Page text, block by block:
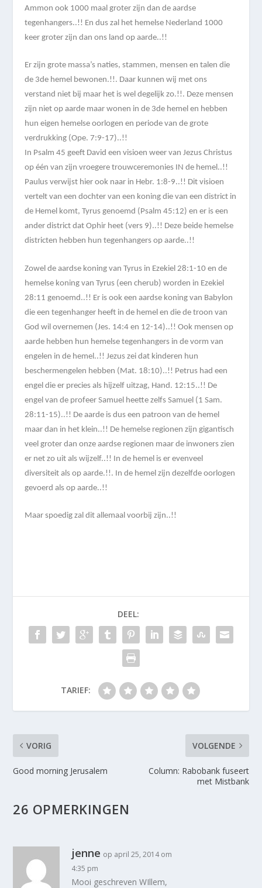
Ammon ook 1000 maal groter zijn dan de aardse
tegenhangers..!! En dus zal het hemelse Nederland 1000
keer groter zijn dan ons land op aarde..!!
Er zijn grote massa’s naties, stammen, mensen en talen die
de 3de hemel bewonen.!!. Daar kunnen wij met ons
verstand niet bij maar het is wel degelijk zo.!!. Deze mensen
zijn niet op aarde maar wonen in de 3de hemel en hebben
hun eigen hemelse oorlogen en periode van de grote
verdrukking (Ope. 7:9-17)..!!
In Psalm 45 geeft David een visioen weer van Jezus Christus
op één van zijn vroegere trouwceremonies IN de hemel..!!
Paulus verwijst hier ook naar in Hebr. 1:8-9..!! Dit visioen
vertelt van een dochter van een koning die van een district in
de Hemel komt, Tyrus genoemd (Psalm 45:12) en er is een
ander district dat Ophir heet (vers 9)..!! Deze beide hemelse
districten hebben hun tegenhangers op aarde..!!
Zowel de aardse koning van Tyrus in Ezekiel 28:1-10 en de
hemelse koning van Tyrus (een cherub) worden in Ezekiel
28:11 genoemd..!! Er is ook een aardse koning van Babylon
die een tegenhanger heeft in de hemel en die de troon van
God wil overnemen (Jes. 14:4 en 12-14)..!! Ook mensen op
aarde hebben hun hemelse tegenhangers in de vorm van
engelen in de hemel..!! Jezus zei dat kinderen hun
beschermengelen hebben (Mat. 18:10)..!! Petrus had een
engel die er precies als hijzelf uitzag, Hand. 12:15..!! De
engel van de profeer Samuel heette zelfs Samuel (1 Sam.
28:11-15)..!! De aarde is dus een patroon van de hemel
maar dan in het klein..!! De hemelse regionen zijn gigantisch
veel groter dan onze aardse regionen maar de inwoners zien
er net zo uit als wijzelf..!! In de hemel is er evenveel
diversiteit als op aarde.!!. In de hemel zijn dezelfde oorlogen
gevoerd als op aarde..!!
Maar spoedig zal dit allemaal voorbij zijn..!!
DEEL:
TARIEF:
VORIG
Good morning Jerusalem
VOLGENDE
Column: Rabobank fuseert
met Mistbank
26 OPMERKINGEN
jenne op april 25, 2014 om
4:35 pm
Mooi geschreven WIllem,